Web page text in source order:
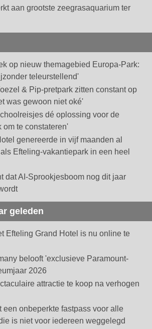
aan grootste zeegrasaquarium ter
op nieuw themagebied Europa-Park:
teleurstellend'
& Pip-pretpark zitten constant op
was gewoon niet oké'
dé oplossing voor de
om te constateren'
genereerde in vijf maanden al
Efteling-vakantiepark in een heel
dat AI-Sprookjesboom nog dit jaar
geleden
Efteling Grand Hotel is nu online te
belooft 'exclusieve Paramount-
2026
attractie te koop na verhogen
een onbeperkte fastpass voor alle
is niet voor iedereen weggelegd